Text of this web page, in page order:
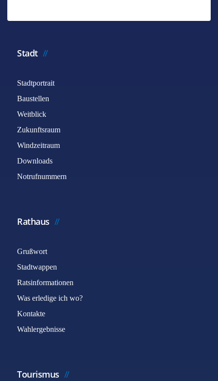
Stadt
Stadtportrait
Baustellen
Weitblick
Zukunftsraum
Windzeitraum
Downloads
Notrufnummern
Rathaus
Grußwort
Stadtwappen
Ratsinformationen
Was erledige ich wo?
Kontakte
Wahlergebnisse
Tourismus